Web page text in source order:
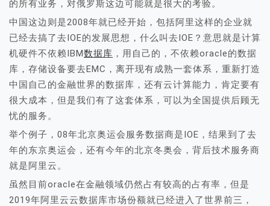
的所有业务，对俄罗斯这边可能就是很大的考验。
中国这边则是2008年就已经开始，包括阿里这样的企业就
已经去搞了去IOE的发展思想，什么叫去IOE？意思就是计算
机硬件不依赖IBM数据库 ，用自己的，不依赖oracle的数据
库，存储设备要去EMC，离开现有成熟一套体系，重新打造
中国自己的金融世界的数据库，还有云计算能力，肯定要有
很大成本，但是我们有了这套体系，可以为全国提供后顾无
忧的服务。
举个例子，08年北京奥运会服务数据商是IOE，结果到了去
年的东京奥运会，还有今年的北京冬奥会，背后技术服务商
就是阿里云。
虽然目前oracle在金融领域仍然占有较高的占有率，但是
2019年阿里云云数据库市场份额就已经进入了世界前三，